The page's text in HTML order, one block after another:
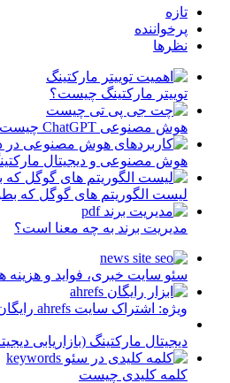
تازه
پرخواننده
نظرها
توییتر مارکتینگ چیست؟
هوش مصنوعی ChatGPT چیست؟
هوش مصنوعی و دیجیتال
لیست الگوریتم های گوگل که
مدیریت برند به چه معنا است؟
سئو سایت خبری، فواید و هزینه
ویژه: اشتراک سایت ahrefs رایگان شد
دیجیتال مارکتینگ (بازاریابی
کلمه کلیدی چیست